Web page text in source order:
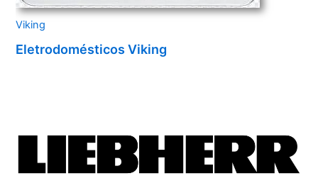
Viking
Eletrodomésticos Viking